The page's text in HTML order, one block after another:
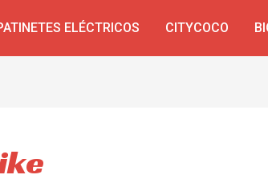
ELÉCTRICOS CITYCOCO